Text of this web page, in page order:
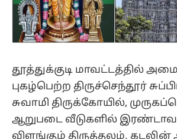
தூத்துக்குடி மாவட்டத்தில்
புகழ்பெற்ற திருச்செந்தூர்
சுவாமி திருக்கோயில்,
ஆறுபடை வீடுகளில்
விளங்கும் திருத்தலம். கடலின்